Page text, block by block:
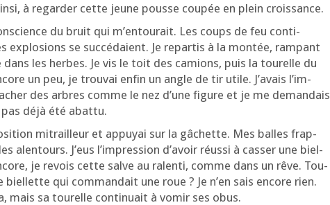
à regar­der cette jeune pousse cou­pée en plein croissance.
du bruit qui m’en­tou­rait. Les coups de feu conti­
explo­sions se suc­cé­daient. Je repar­tis à la mon­tée, ram­pant
les herbes. Je vis le toit des camions, puis la tou­relle du
un peu, je trou­vai enfin un angle de tir utile. J’a­vais l’im­
des arbres comme le nez d’une figure et je me deman­dais
pas déjà été abattu.
mitrailleur et appuyai sur la gâchette. Mes balles frap­
alen­tours. J’eus l’im­pres­sion d’a­voir réus­si à cas­ser une biel­
je revois cette salve au ralen­ti, comme dans un rêve. Tou­
qui com­man­dait une roue ? Je n’en sais encore rien.
mais sa tou­relle conti­nuait à vomir ses obus.